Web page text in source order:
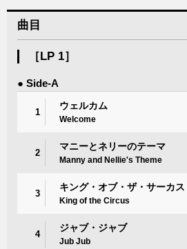
曲目
［LP 1］
● Side-A
1
ウェルカム
Welcome
2
マニーとネリーのテーマ
Manny and Nellie's Theme
3
キング・オブ・ザ・サーカス
King of the Circus
4
ジャブ・ジャブ
Jub Jub